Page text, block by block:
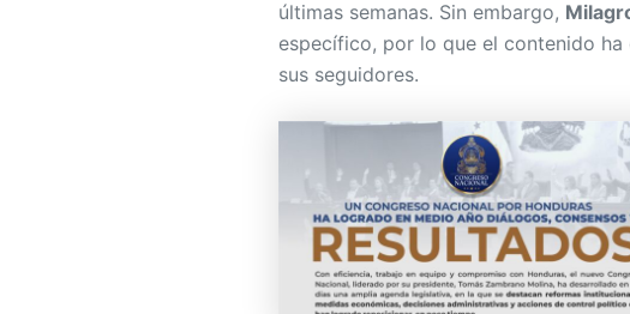
últimas semanas. Sin embargo,
específico, por lo que el contenido
sus seguidores.